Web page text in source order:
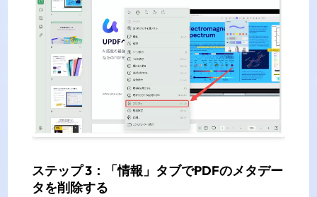
ステップ 3：「情報」タブでPDFのメタデー
タを削除する